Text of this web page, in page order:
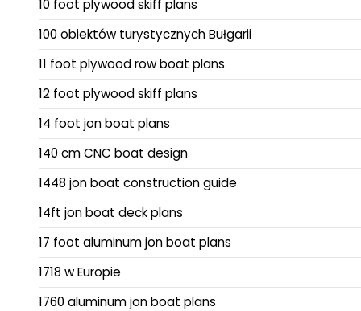
10 foot plywood skiff plans
100 obiektów turystycznych Bułgarii
11 foot plywood row boat plans
12 foot plywood skiff plans
14 foot jon boat plans
140 cm CNC boat design
1448 jon boat construction guide
14ft jon boat deck plans
17 foot aluminum jon boat plans
1718 w Europie
1760 aluminum jon boat plans